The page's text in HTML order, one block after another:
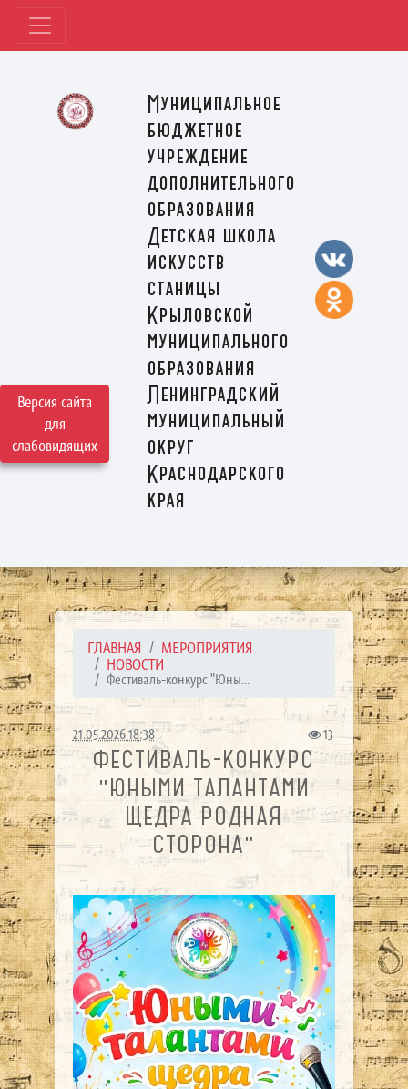
Версия сайта
для
слабовидящих
Муниципальное
бюджетное
учреждение
дополнительного
образования
Детская школа
искусств
станицы
Крыловской
муниципального
образования
Ленинградский
муниципальный
округ
Краснодарского
края
ГЛАВНАЯ
МЕРОПРИЯТИЯ
НОВОСТИ
Фестиваль-конкурс "Юны...
21.05.2026 18:38 13
ФЕСТИВАЛЬ-КОНКУРС
"ЮНЫМИ ТАЛАНТАМИ
ЩЕДРА РОДНАЯ
СТОРОНА"